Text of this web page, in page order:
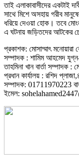
তাই এলাকাবাসীদের একটাই
সাথে মিশে অসহায় গরীব
ধরিয়ে দেওয়া হোক। তবে
এ ঘটনায় জড়িতদের আটকের
প্রকাশক: মোসাম্মাৎ মনোয়ারা
সম্পাদক : শামিম আহমেদ
তাহমিনা খান বার্তা সম্পাদক
প্রধান কার্যালয় : রশিদ
সম্পাদক: 01711970223
ইমেল: